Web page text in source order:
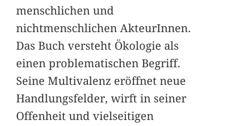
menschlichen und
nichtmenschlichen AkteurInnen.
Das Buch versteht Ökologie als
einen problematischen Begriff.
Seine Multivalenz eröffnet neue
Handlungsfelder, wirft in seiner
Offenheit und vielseitigen